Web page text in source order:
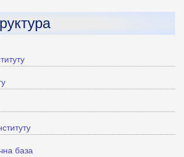
база